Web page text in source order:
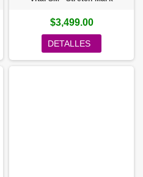
$3,499.00
DETALLES